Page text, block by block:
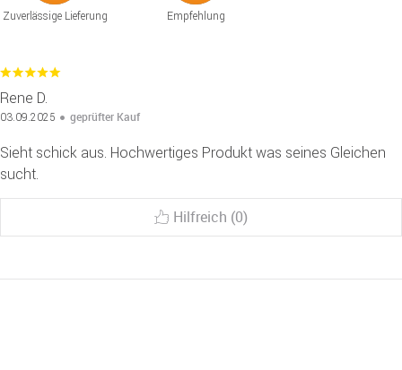
Zuverlässige Lieferung Empfehlung
Rene D.
03.09.2025 geprüfter Kauf
Sieht schick aus. Hochwertiges Produkt was seines Gleichen
sucht.
Hilfreich (0)